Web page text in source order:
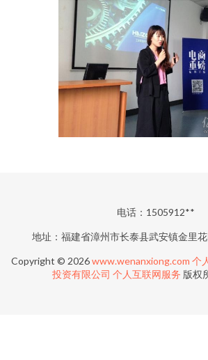
电话：1505912**
地址：福建省漳州市长泰县武安镇金里
Copyright © 2026www.wenanxiong.com 个
投资有限公司 个人互联网服务 版权